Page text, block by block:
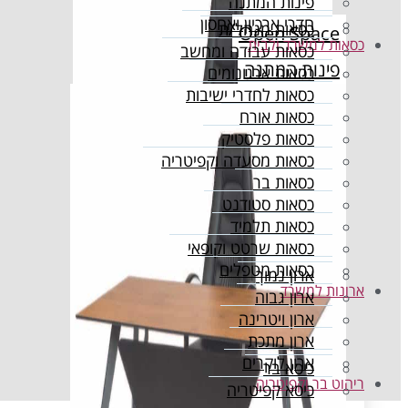
Open Space
פינות המתנה
חדרי ארכיון ואחסון
חדרי ארכיון ואחסון
כסאות למשרד ולבית
כסאות מנהל/ת
כסאות עבודה ומחשב
כסאות ארגונומים
כסאות לחדרי ישיבות
כסאות אורח
כסאות פלסטיק
כסאות מסעדה וקפיטריה
כסאות בר
כסאות סטודנט
כסאות תלמיד
כסאות שרטט וקופאי
כסאות מטפלים
ארונות למשרד
ארון נמוך
ארון גבוה
ארון ויטרינה
ארון מתכת
ארון לוקרים
ריהוט בר וקפיטריה
כיסא בר
כיסא קפיטריה